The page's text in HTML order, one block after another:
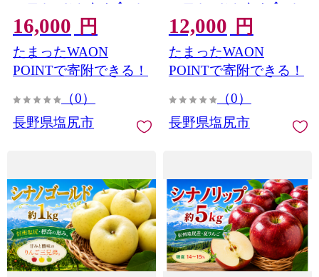
の フルーツ シナノゴール
ド りんご 林檎 りんご3兄
弟 信州 長野県 塩尻市
16,000 円
たまったWAON
POINTで寄附できる！
（0）
長野県塩尻市
の フルーツ シナノゴール
ド りんご 林檎 りんご3兄
弟 信州 長野県 塩尻市
12,000 円
たまったWAON
POINTで寄附できる！
（0）
長野県塩尻市